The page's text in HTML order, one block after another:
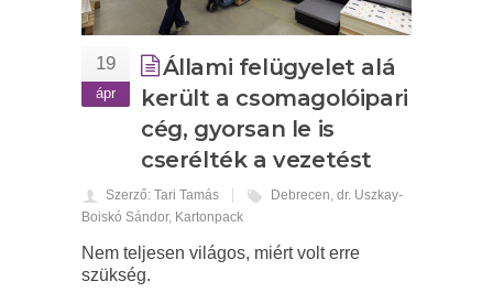
19
ápr
Állami felügyelet alá
került a csomagolóipari
cég, gyorsan le is
cserélték a vezetést
Szerző: Tari Tamás Debrecen, dr. Uszkay-
Boiskó Sándor, Kartonpack
Nem teljesen világos, miért volt erre
szükség.